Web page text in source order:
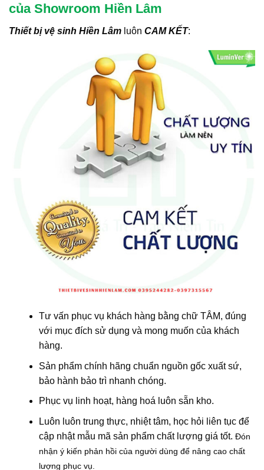
của Showroom Hiền Lâm
Thiết bị vệ sinh Hiền Lâm luôn CAM KẾT:
Tư vấn phục vụ khách hàng bằng chữ TÂM, đúng
với mục đích sử dụng và mong muốn của khách
hàng.
Sản phẩm chính hãng chuẩn nguồn gốc xuất sứ,
bảo hành bảo trì nhanh chóng.
Phục vụ linh hoạt, hàng hoá luôn sẵn kho.
Luôn luôn trung thực, nhiệt tâm, học hỏi liên tục để
cập nhật mẫu mã sản phẩm chất lượng giá tốt. Đón
nhận ý kiến phản hồi của người dùng để nâng cao chất
lượng phục vụ.